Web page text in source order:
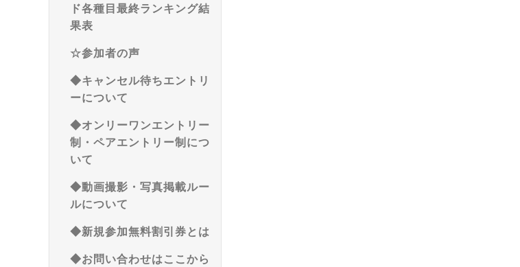
ド各種目最終ランキング結
果表
☆参加者の声
◆キャンセル待ちエントリ
ーについて
◆オンリーワンエントリー
制・ペアエントリー制につ
いて
◆動画撮影・写真掲載ルー
ルについて
◆新規参加無料割引券とは
◆お問い合わせはここから